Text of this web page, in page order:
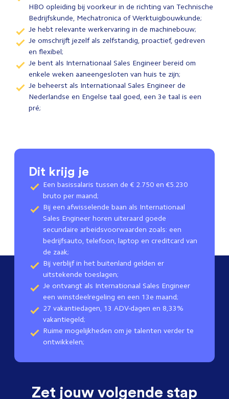
HBO opleiding bij voorkeur in de richting van Technische
Bedrijfskunde, Mechatronica of Werktuigbouwkunde;
Je hebt relevante werkervaring in de machinebouw;
Je omschrijft jezelf als zelfstandig, proactief, gedreven
en flexibel;
Je bent als Internationaal Sales Engineer bereid om
enkele weken aaneengesloten van huis te zijn;
Je beheerst als Internationaal Sales Engineer de
Nederlandse en Engelse taal goed, een 3e taal is een
pré;
Dit krijg je
Een basissalaris tussen de € 2.750 en €5.230
bruto per maand;
Bij een afwisselende baan als Internationaal
Sales Engineer horen uiteraard goede
secundaire arbeidsvoorwaarden zoals: een
bedrijfsauto, telefoon, laptop en creditcard van
de zaak;
Bij verblijf in het buitenland gelden er
uitstekende toeslagen;
Je ontvangt als Internationaal Sales Engineer
een winstdeelregeling en een 13e maand;
27 vakantiedagen, 13 ADV-dagen en 8,33%
vakantiegeld;
Ruime mogelijkheden om je talenten verder te
ontwikkelen;
Zet jouw volgende stap